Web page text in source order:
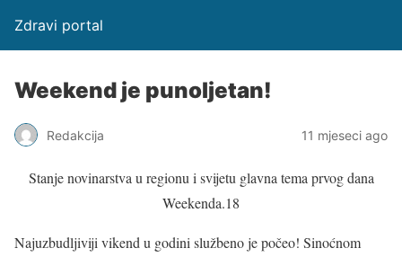
Zdravi portal
Weekend je punoljetan!
Redakcija 11 mjeseci ago
Stanje novinarstva u regionu i svijetu glavna tema prvog dana
Weekenda.18
Najuzbudljiviji vikend u godini službeno je počeo! Sinoćnom